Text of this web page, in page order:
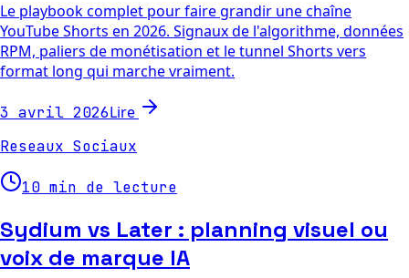
Le playbook complet pour faire grandir une chaîne
YouTube Shorts en 2026. Signaux de l'algorithme, données
RPM, paliers de monétisation et le tunnel Shorts vers
format long qui marche vraiment.
3 avril 2026Lire
Reseaux Sociaux
10 min de lecture
Sydium vs Later : planning visuel ou
voix de marque IA